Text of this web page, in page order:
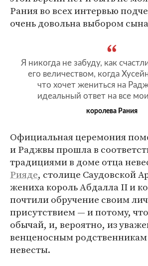
Рания во всех интервью
очень довольна выбором
Я никогда не забуду, как
его величеством, когда
что хочет жениться на
идеальный ответ на все
королева Рания
Официальная церемония
и Раджвы прошла в
традициями в доме отца
Рияде, столице Саудовской
жениха король Абдалла II и
почтили обручение своим
присутствием — и потому,
обычай, и, вероятно, из
венценосным
невесты.